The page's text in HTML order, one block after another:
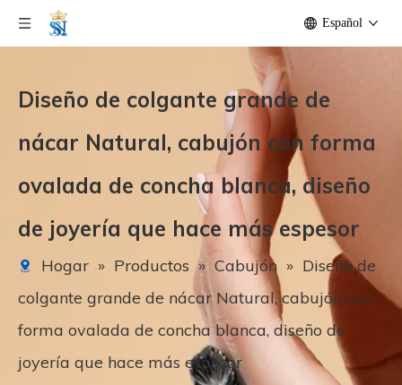
Español
Diseño de colgante grande de
nácar Natural, cabujón con forma
ovalada de concha blanca, diseño
de joyería que hace más espesor
Hogar » Productos » Cabujón » Diseño de
colgante grande de nácar Natural, cabujón con
forma ovalada de concha blanca, diseño de
joyería que hace más espesor